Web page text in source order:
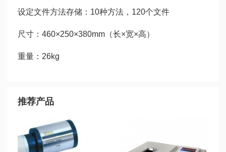
设定文件方法存储：10种方法，120个文件
尺寸：460×250×380mm（长×宽×高）
重量：26kg
推荐产品